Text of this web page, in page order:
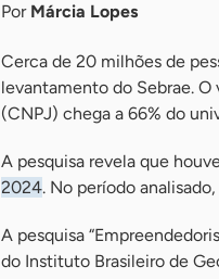
Por Márcia Lopes
Cerca de 20 milhões de
levantamento do Sebrae. O
(CNPJ) chega a 66% do
A pesquisa revela que
2024. No período
A pesquisa
do Instituto Brasileiro de